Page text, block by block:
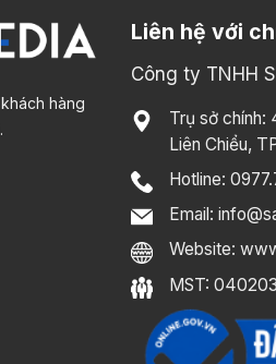
hàng
Liên hệ với
Công ty TNHH
Trụ sở chính:
Liên Chiểu,
Hotline:
Email:
Website:
MST: